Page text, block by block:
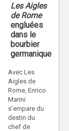
Les Aigles
de Rome
engluées
dans le
bourbier
germanique
Avec Les
Aigles de
Rome, Enrico
Marini
s’empare du
destin du
chef de